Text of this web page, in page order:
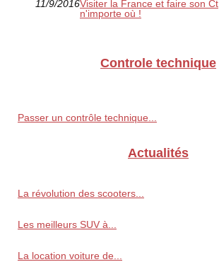
11/9/2016Visiter la France et faire son Ct
n'importe où !
Controle technique
Passer un contrôle technique...
Actualités
La révolution des scooters...
Les meilleurs SUV à...
La location voiture de...